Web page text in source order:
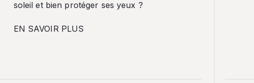
soleil et bien protéger ses yeux ?
EN SAVOIR PLUS